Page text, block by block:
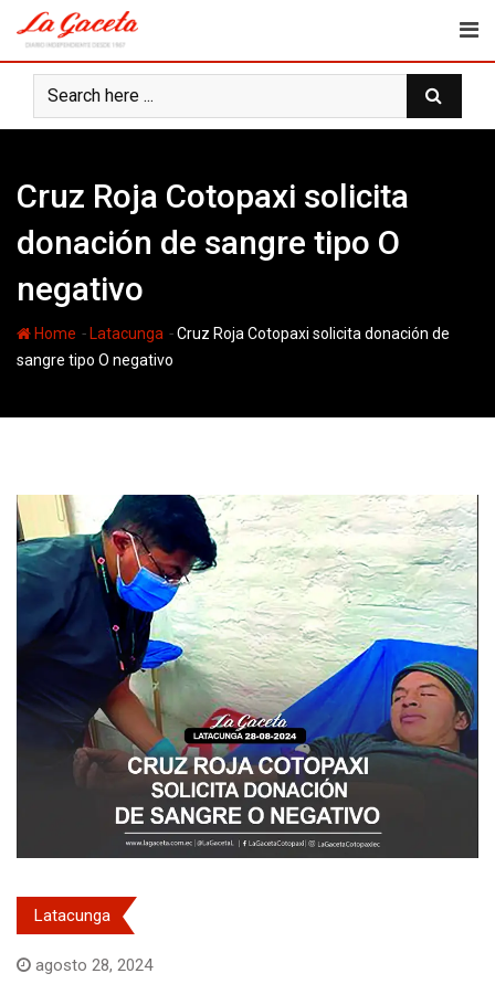
content
Cruz Roja Cotopaxi solicita
donación de sangre tipo O
negativo
Home - Latacunga -Cruz Roja Cotopaxi solicita donación de
sangre tipo O negativo
Latacunga
agosto 28, 2024